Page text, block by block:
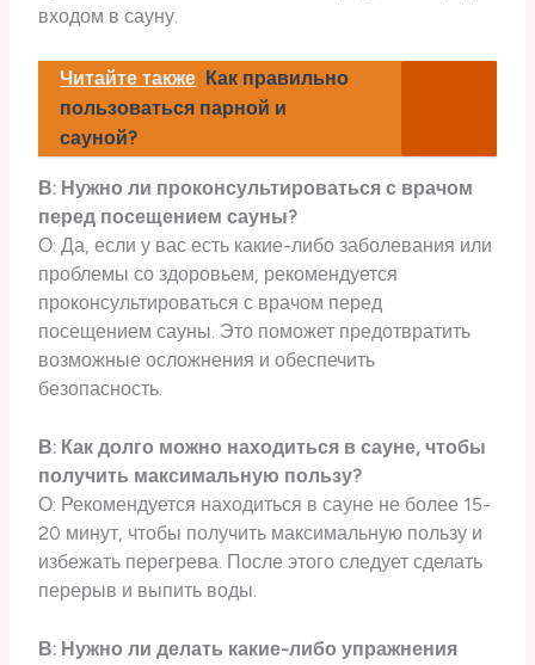
входом в сауну.
Читайте также Как правильно
пользоваться парной и
сауной?
В: Нужно ли проконсультироваться с врачом
перед посещением сауны?
О: Да, если у вас есть какие-либо заболевания или
проблемы со здоровьем, рекомендуется
проконсультироваться с врачом перед
посещением сауны. Это поможет предотвратить
возможные осложнения и обеспечить
безопасность.
В: Как долго можно находиться в сауне, чтобы
получить максимальную пользу?
О: Рекомендуется находиться в сауне не более 15-
20 минут, чтобы получить максимальную пользу и
избежать перегрева. После этого следует сделать
перерыв и выпить воды.
В: Нужно ли делать какие-либо упражнения